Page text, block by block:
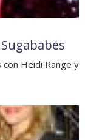
Heidi Range y